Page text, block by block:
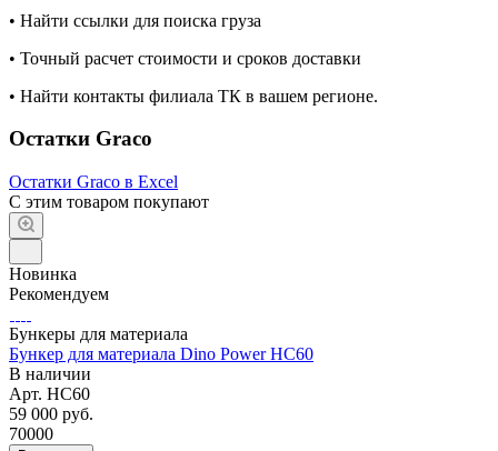
• Найти ссылки для поиска груза
• Точный расчет стоимости и сроков доставки
• Найти контакты филиала ТК в вашем регионе.
Остатки Graco
Остатки Graco в Excel
С этим товаром покупают
Новинка
Рекомендуем
Бункеры для материала
Бункер для материала Dino Power HC60
В наличии
Арт. HC60
59 000 руб.
70000